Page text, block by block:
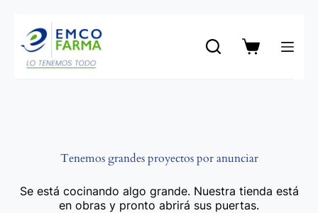
contenido
Carro
Tenemos grandes proyectos por anunciar
Se está cocinando algo grande. Nuestra tienda está
en obras y pronto abrirá sus puertas.